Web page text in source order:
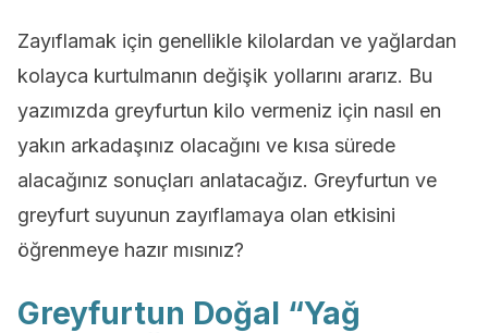
Zayıflamak için genellikle kilolardan ve yağlardan
kolayca kurtulmanın değişik yollarını ararız. Bu
yazımızda greyfurtun kilo vermeniz için nasıl en
yakın arkadaşınız olacağını ve kısa sürede
alacağınız sonuçları anlatacağız. Greyfurtun ve
greyfurt suyunun zayıflamaya olan etkisini
öğrenmeye hazır mısınız?
Greyfurtun Doğal “Yağ